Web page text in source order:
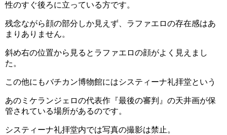
性のすぐ後ろに立っている方です。
残念ながら顔の部分しか見えず、ラファエロの存在感はあ
まりありません。
斜め右の位置から見るとラファエロの顔がよく見えまし
た。
この他にもバチカン博物館にはシスティーナ礼拝堂という
あのミケランジェロの代表作『最後の審判』の天井画が保
管されている場所があるのです。
システィーナ礼拝堂内では写真の撮影は禁止。